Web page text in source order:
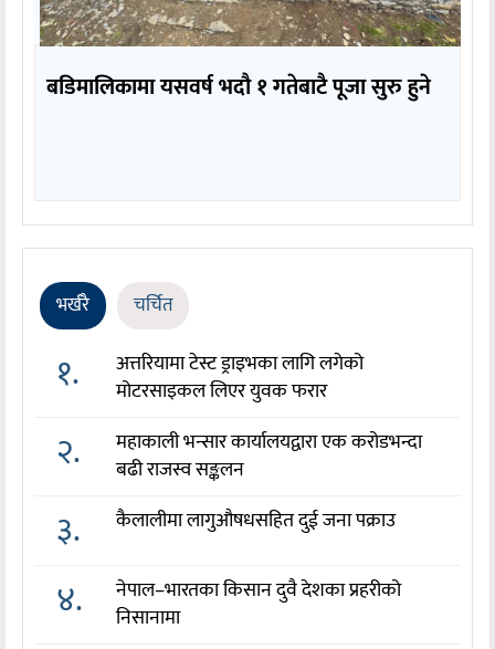
बडिमालिकामा यसवर्ष भदौ १ गतेबाटै पूजा सुरु हुने
भर्खरै चर्चित
१.
अत्तरियामा टेस्ट ड्राइभका लागि लगेको
मोटरसाइकल लिएर युवक फरार
२.
महाकाली भन्सार कार्यालयद्वारा एक करोडभन्दा
बढी राजस्व सङ्कलन
३. कैलालीमा लागुऔषधसहित दुई जना पक्राउ
४.
नेपाल–भारतका किसान दुवै देशका प्रहरीको
निसानामा